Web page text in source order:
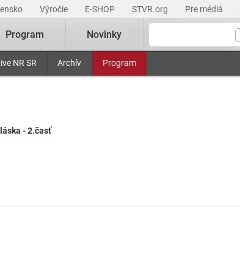
Výročie E-SHOP STVR.org Pre médiá
NR SR Archív Program
Program Novinky
- 2.časť